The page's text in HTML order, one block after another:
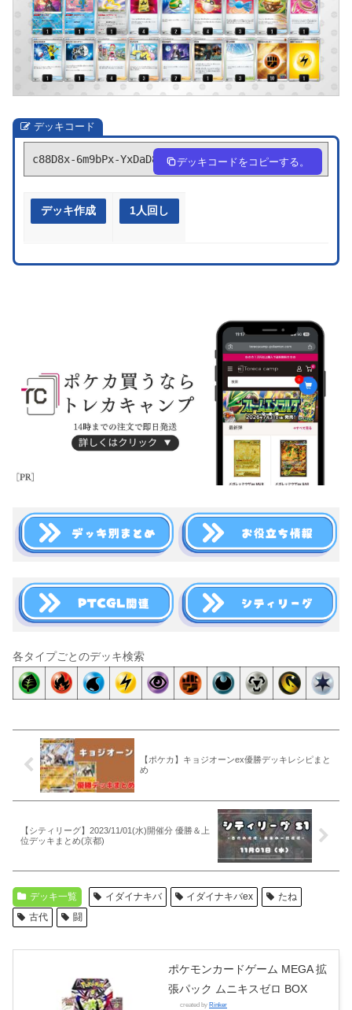
デッキコード
c88D8x-6m9bPx-YxDaD8 デッキコードをコピーする。
デッキ作成 1人回し
各タイプごとのデッキ検索
【ポケカ】キョジオーンex優勝デッキレシピまと
め
【シティリーグ】2023/11/01(水)開催分 優勝＆上
位デッキまとめ(京都)
デッキ一覧 イダイナキバ イダイナキバex
たね
古代
闘
ポケモンカードゲーム MEGA 拡
張パック ムニキスゼロ BOX
created by Rinker